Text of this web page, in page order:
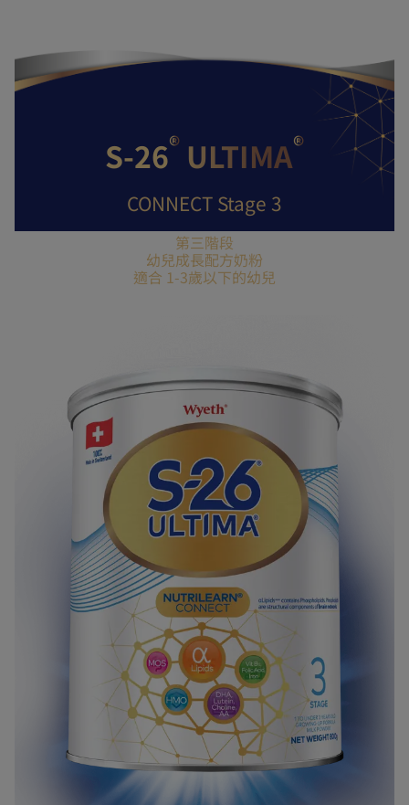
S-26®ULTIMA®
CONNECT Stage 3
第三階段
幼兒成長配方奶粉
適合 1-3歲以下的幼兒